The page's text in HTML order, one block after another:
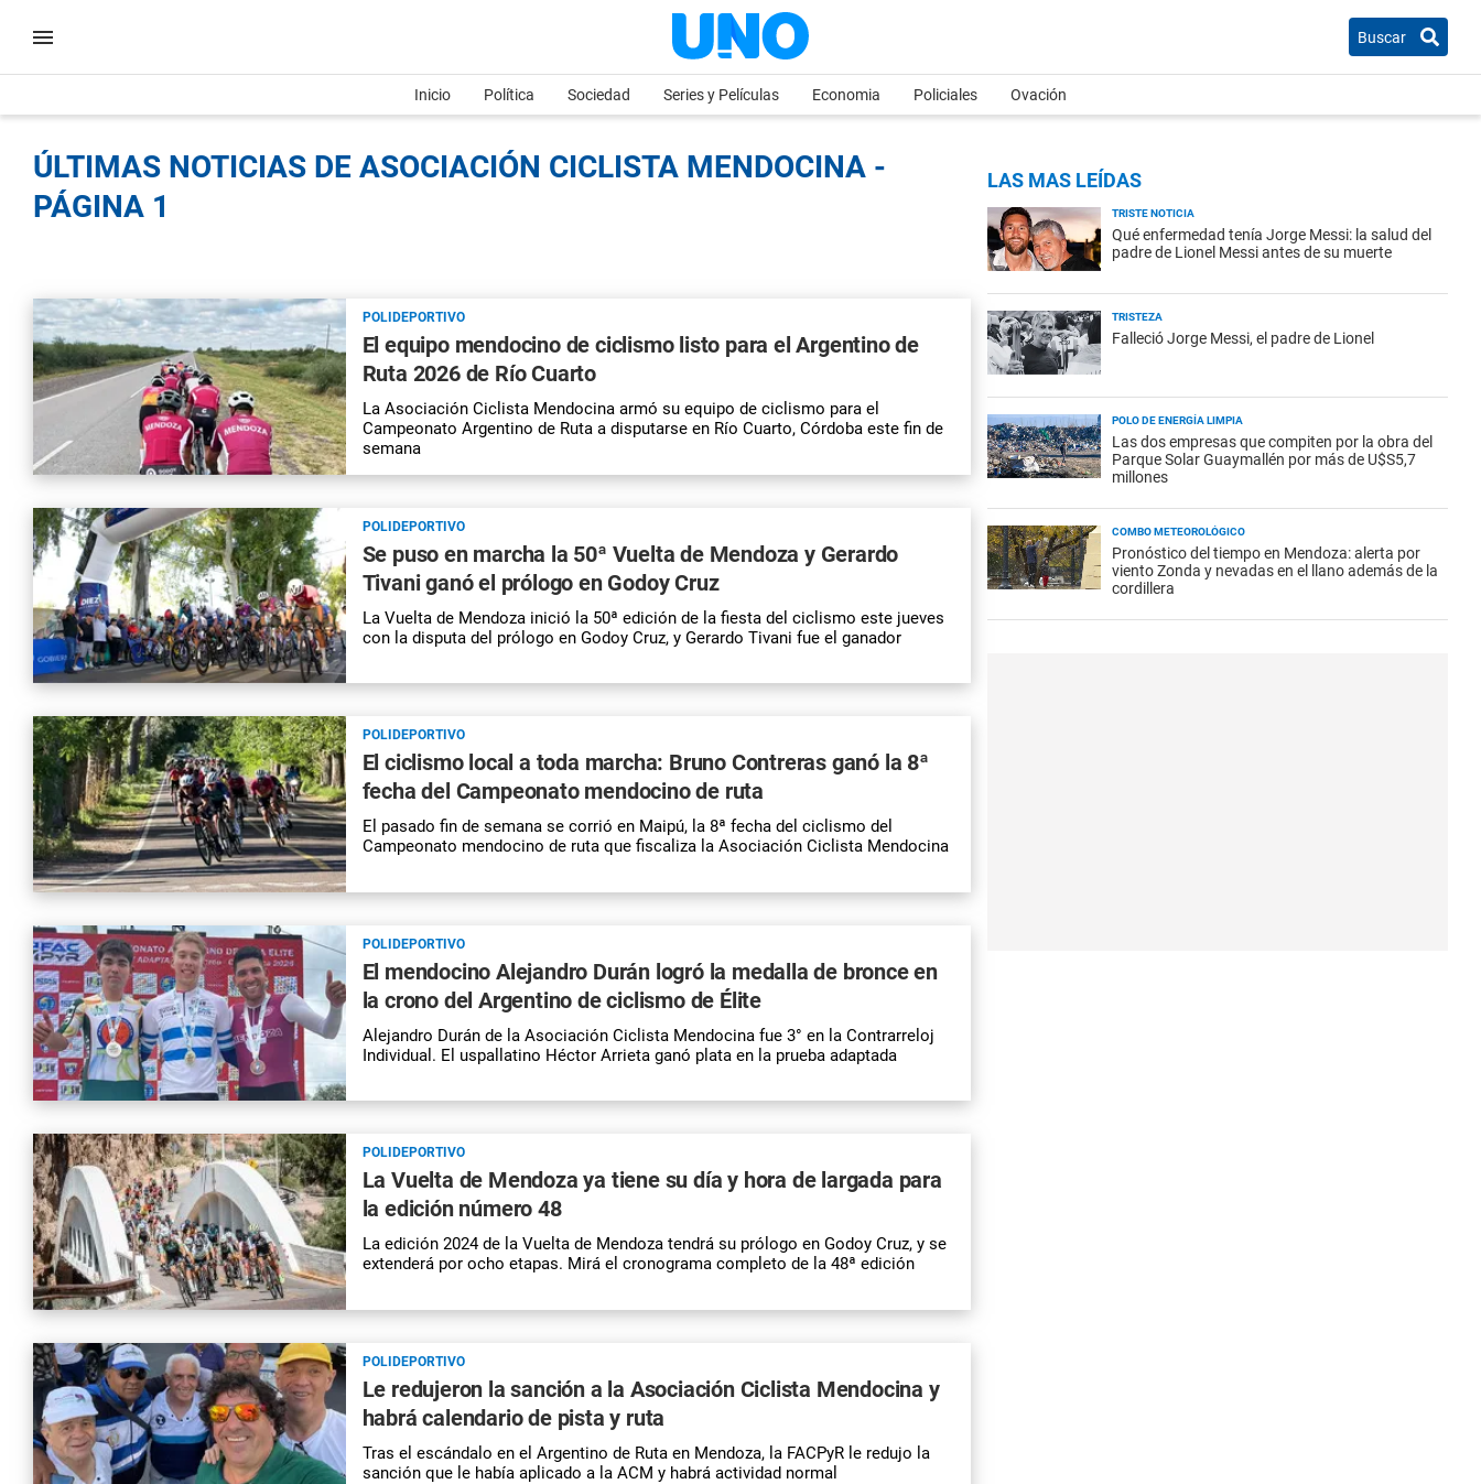
Buscar
Inicio Política Sociedad Series y Películas Economia Policiales Ovación
ÚLTIMAS NOTICIAS DE ASOCIACIÓN CICLISTA MENDOCINA -
PÁGINA 1
POLIDEPORTIVO
El equipo mendocino de ciclismo listo para el Argentino de
Ruta 2026 de Río Cuarto
La Asociación Ciclista Mendocina armó su equipo de ciclismo para el
Campeonato Argentino de Ruta a disputarse en Río Cuarto, Córdoba este fin de
semana
POLIDEPORTIVO
Se puso en marcha la 50ª Vuelta de Mendoza y Gerardo
Tivani ganó el prólogo en Godoy Cruz
La Vuelta de Mendoza inició la 50ª edición de la fiesta del ciclismo este jueves
con la disputa del prólogo en Godoy Cruz, y Gerardo Tivani fue el ganador
POLIDEPORTIVO
El ciclismo local a toda marcha: Bruno Contreras ganó la 8ª
fecha del Campeonato mendocino de ruta
El pasado fin de semana se corrió en Maipú, la 8ª fecha del ciclismo del
Campeonato mendocino de ruta que fiscaliza la Asociación Ciclista Mendocina
POLIDEPORTIVO
El mendocino Alejandro Durán logró la medalla de bronce en
la crono del Argentino de ciclismo de Élite
Alejandro Durán de la Asociación Ciclista Mendocina fue 3° en la Contrarreloj
Individual. El uspallatino Héctor Arrieta ganó plata en la prueba adaptada
POLIDEPORTIVO
La Vuelta de Mendoza ya tiene su día y hora de largada para
la edición número 48
La edición 2024 de la Vuelta de Mendoza tendrá su prólogo en Godoy Cruz, y se
extenderá por ocho etapas. Mirá el cronograma completo de la 48ª edición
POLIDEPORTIVO
Le redujeron la sanción a la Asociación Ciclista Mendocina y
habrá calendario de pista y ruta
Tras el escándalo en el Argentino de Ruta en Mendoza, la FACPyR le redujo la
sanción que le había aplicado a la ACM y habrá actividad normal
LAS MAS LEÍDAS
TRISTE NOTICIA
Qué enfermedad tenía Jorge Messi: la salud del
padre de Lionel Messi antes de su muerte
TRISTEZA
Falleció Jorge Messi, el padre de Lionel
POLO DE ENERGÍA LIMPIA
Las dos empresas que compiten por la obra del
Parque Solar Guaymallén por más de U$S5,7
millones
COMBO METEOROLÓGICO
Pronóstico del tiempo en Mendoza: alerta por
viento Zonda y nevadas en el llano además de la
cordillera